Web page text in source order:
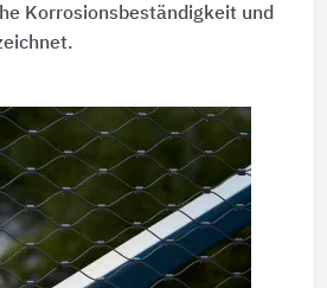
Korrosionsbeständigkeit und